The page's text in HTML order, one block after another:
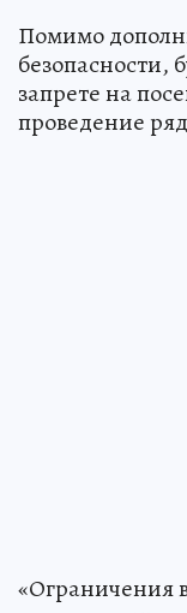
Помимо
безопасности,
запрете на
проведение
«Ограничения